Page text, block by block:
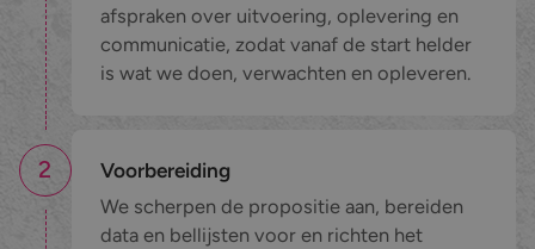
afspraken over uitvoering, oplevering en
communicatie, zodat vanaf de start helder
is wat we doen, verwachten en opleveren.
2
Voorbereiding
We scherpen de propositie aan, bereiden
data en bellijsten voor en richten het